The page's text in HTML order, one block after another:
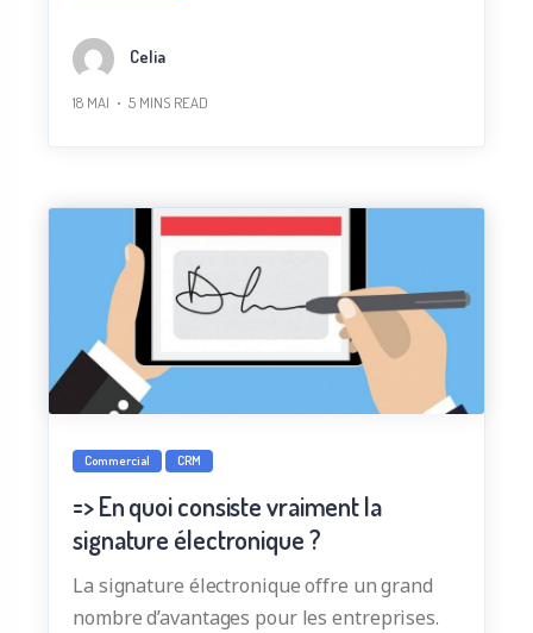
Celia
18 MAI 5 MINS READ
Commercial CRM
=> En quoi consiste vraiment la
signature électronique ?
La signature électronique offre un grand
nombre d’avantages pour les entreprises.